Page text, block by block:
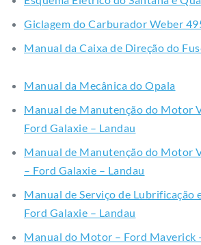
Giclagem do Carburador Weber
Manual da Caixa de Direção do
Manual da Mecânica do Opala
Manual de Manutenção do Motor
Ford Galaxie – Landau
Manual de Manutenção do Motor
– Ford Galaxie – Landau
Manual de Serviço de Lubrificação
Ford Galaxie – Landau
Manual do Motor – Ford Maverick